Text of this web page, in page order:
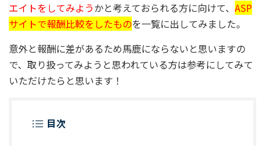
エイトをしてみようかと考えておられる方に向けて、 ASP
サイトで報酬比較をしたものを一覧に出してみました。
意外と報酬に差があるため馬鹿にならないと思いますの
で、取り扱ってみようと思われている方は参考にしてみて
いただけたらと思います！
目次